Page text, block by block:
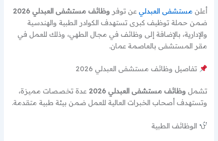
أعلن مستشفى العبدلي عن توفروظائف مستشفى العبدلي 2026
ضمن حملة توظيف كبرى تستهدف الكوادر الطبية والهندسية
والإدارية، بالإضافة إلى وظائف في مجال الطهي، وذلك للعمل في
مقر المستشفى بالعاصمة عمان.
تفاصيل وظائف مستشفى العبدلي 2026
تشملوظائف مستشفى العبدلي 2026
عدة تخصصات مميزة،
وتستهدف أصحاب الخبرات العالية للعمل ضمن بيئة طبية متقدمة.
الوظائف الطبية